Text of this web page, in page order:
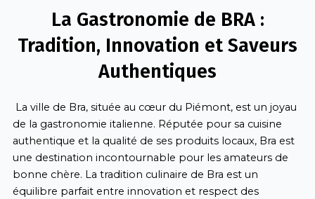
La Gastronomie de BRA :
Tradition, Innovation et Saveurs
Authentiques
La ville de Bra, située au cœur du Piémont, est un joyau
de la gastronomie italienne. Réputée pour sa cuisine
authentique et la qualité de ses produits locaux, Bra est
une destination incontournable pour les amateurs de
bonne chère. La tradition culinaire de Bra est un
équilibre parfait entre innovation et respect des